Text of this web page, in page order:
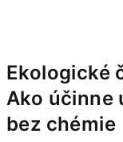
Ekologické
Ako účinne
bez chémie